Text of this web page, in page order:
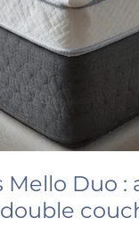
Duo :